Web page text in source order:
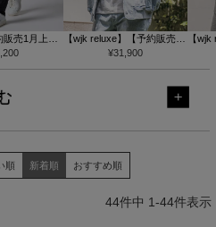
販売1月上旬
knit e
check)
【wjk reluxe】【予約販売10
月下旬～11月上旬入荷】 D
enim Hoodie デニムパーカ
¥31,900
【
ouble
順 新着順 おすすめ順
44件中 1-44件表示